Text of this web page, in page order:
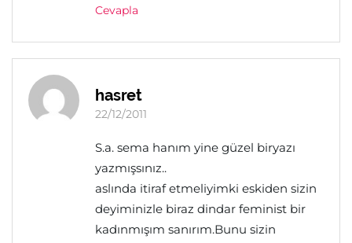
Cevapla
hasret
22/12/2011
S.a. sema hanım yine güzel biryazı
yazmışsınız..
aslında itiraf etmeliyimki eskiden sizin
deyiminizle biraz dindar feminist bir
kadınmışım sanırım.Bunu sizin